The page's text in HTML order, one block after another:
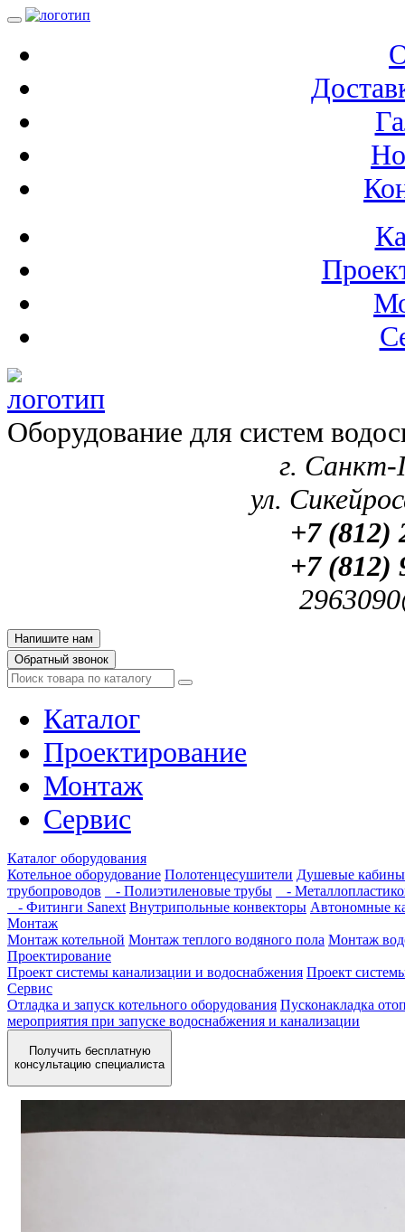
Оборудование для систем
г. Санкт-
ул.
+7 (812)
+7 (812)
Напишите нам
Обратный звонок
Каталог
Проектирование
Монтаж
Сервис
Каталог оборудования
Котельное оборудование Полотенцесушители Душевые кабины
трубопроводов
- Полиэтиленовые трубы
-
- Фитинги Sanext Внутрипольные конвекторы Автономные
Монтаж
Монтаж котельной Монтаж теплого водяного пола Монтаж
Проектирование
Проект системы канализации и водоснабжения Проект
Сервис
Отладка и запуск котельного оборудования Пусконакладка
мероприятия при запуске водоснабжения и канализации
Получить бесплатную
консультацию специалиста